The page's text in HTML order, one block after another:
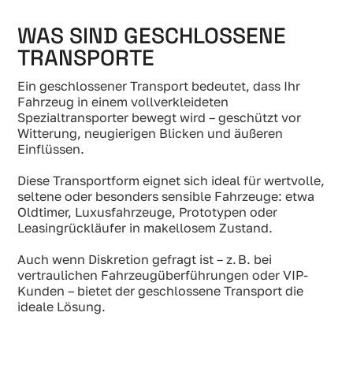
WAS SIND GESCHLOSSENE
TRANSPORTE
Ein geschlossener Transport bedeutet, dass Ihr
Fahrzeug in einem vollverkleideten
Spezialtransporter bewegt wird – geschützt vor
Witterung, neugierigen Blicken und äußeren
Einflüssen.
Diese Transportform eignet sich ideal für wertvolle,
seltene oder besonders sensible Fahrzeuge: etwa
Oldtimer, Luxusfahrzeuge, Prototypen oder
Leasingrückläufer in makellosem Zustand.
Auch wenn Diskretion gefragt ist – z. B. bei
vertraulichen Fahrzeugüberführungen oder VIP-
Kunden – bietet der geschlossene Transport die
ideale Lösung.